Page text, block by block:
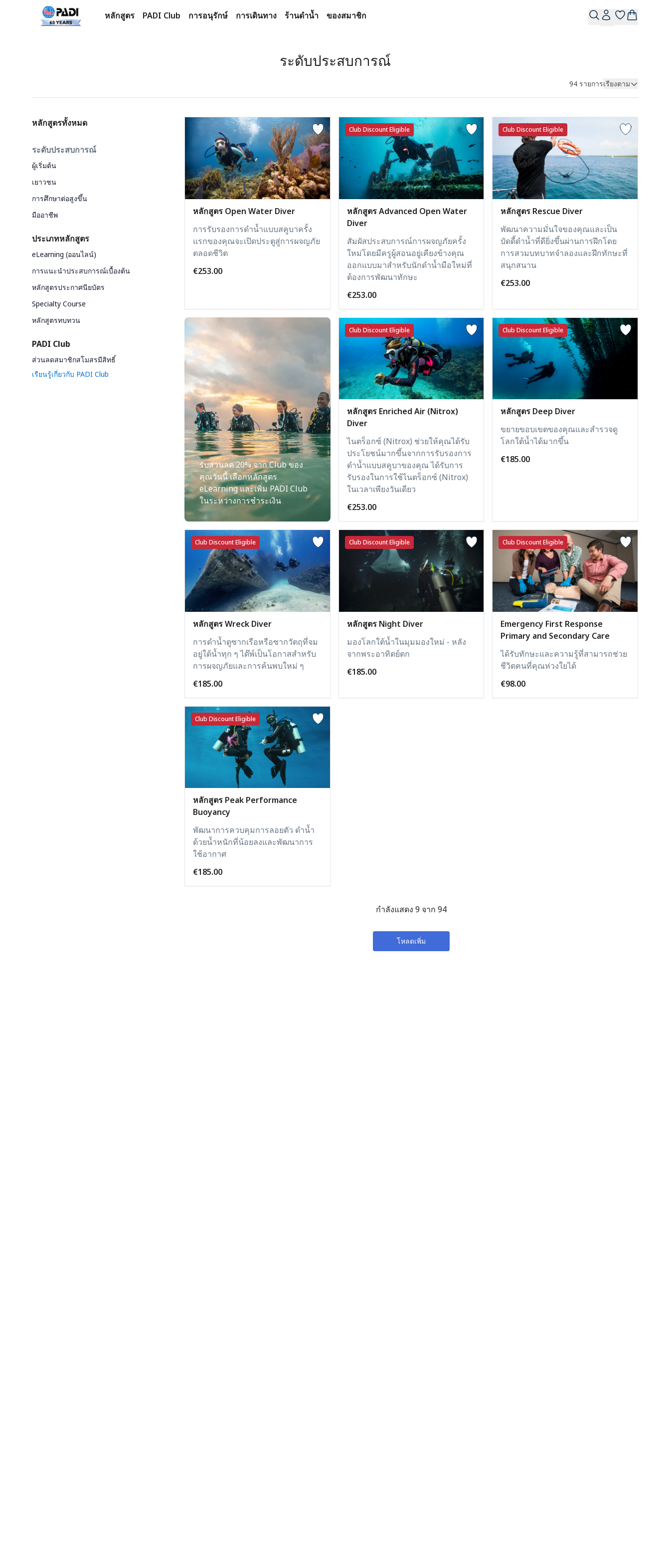
หลักสูตร PADI Club การอนุรักษ์ การเดินทาง ร้านดำน้ำ ของสมาชิก
ระดับประสบการณ์
94 รายการเรียงตาม
สินค้า
Categories
หลักสูตรทั้งหมด
ระดับประสบการณ์
ผู้เริ่มต้น
เยาวชน
การศึกษาต่อสูงขึ้น
มืออาชีพ
ประเภทหลักสูตร
eLearning (ออนไลน์)
การแนะนำประสบการณ์เบื้องต้น
หลักสูตรประกาศนียบัตร
Specialty Course
หลักสูตรทบทวน
PADI Club
ส่วนลดสมาชิกสโมสรมีสิทธิ์
เรียนรู้เกี่ยวกับ PADI Club
หลักสูตร Open Water Diver
การรับรองการดำน้ำแบบสคูบาครั้ง
แรกของคุณจะเปิดประตูสู่การผจญภัย
ตลอดชีวิต
€253.00
Club Discount Eligible
หลักสูตร Advanced Open Water
Diver
สัมผัสประสบการณ์การผจญภัยครั้ง
ใหม่โดยมีครูผู้สอนอยู่เคียงข้างคุณ
ออกแบบมาสำหรับนักดำน้ำมือใหม่ที่
ต้องการพัฒนาทักษะ
€253.00
Club Discount Eligible
หลักสูตร Rescue Diver
พัฒนาความมั่นใจของคุณและเป็น
บัดดี้ดำน้ำที่ดียิ่งขึ้นผ่านการฝึกโดย
การสวมบทบาทจำลองและฝึกทักษะที่
สนุกสนาน
€253.00
รับส่วนลด 20% จาก Club ของ
คุณวันนี้ เลือกหลักสูตร
eLearning และเพิ่ม PADI Club
ในระหว่างการชำระเงิน
Club Discount Eligible
หลักสูตร Enriched Air (Nitrox)
Diver
ไนตร็อกซ์ (Nitrox) ช่วยให้คุณได้รับ
ประโยชน์มากขึ้นจากการรับรองการ
ดำน้ำแบบสคูบาของคุณ ได้รับการ
รับรองในการใช้ไนตร็อกซ์ (Nitrox)
ในเวลาเพียงวันเดียว
€253.00
Club Discount Eligible
หลักสูตร Deep Diver
ขยายขอบเขตของคุณและสำรวจดู
โลกใต้น้ำได้มากขึ้น
€185.00
Club Discount Eligible
หลักสูตร Wreck Diver
การดำน้ำดูซากเรือหรือซากวัตถุที่จม
อยู่ใต้น้ำทุก ๆ ได๊พ์เป็นโอกาสสำหรับ
การผจญภัยและการค้นพบใหม่ ๆ
€185.00
Club Discount Eligible
หลักสูตร Night Diver
มองโลกใต้น้ำในมุมมองใหม่ - หลัง
จากพระอาทิตย์ตก
€185.00
Club Discount Eligible
Emergency First Response
Primary and Secondary Care
ได้รับทักษะและความรู้ที่สามารถช่วย
ชีวิตคนที่คุณห่วงใยได้
€98.00
Club Discount Eligible
หลักสูตร Peak Performance
Buoyancy
พัฒนาการควบคุมการลอยตัว ดำน้ำ
ด้วยน้ำหนักที่น้อยลงและพัฒนาการ
ใช้อากาศ
€185.00
โหลดเพิ่ม
กำลังแสดง 9 จาก 94